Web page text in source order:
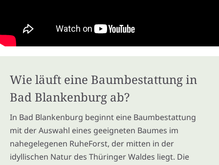
Wie läuft eine Baumbestattung in
Bad Blankenburg ab?
In Bad Blankenburg beginnt eine Baumbestattung
mit der Auswahl eines geeigneten Baumes im
nahegelegenen RuheForst, der mitten in der
idyllischen Natur des Thüringer Waldes liegt. Die